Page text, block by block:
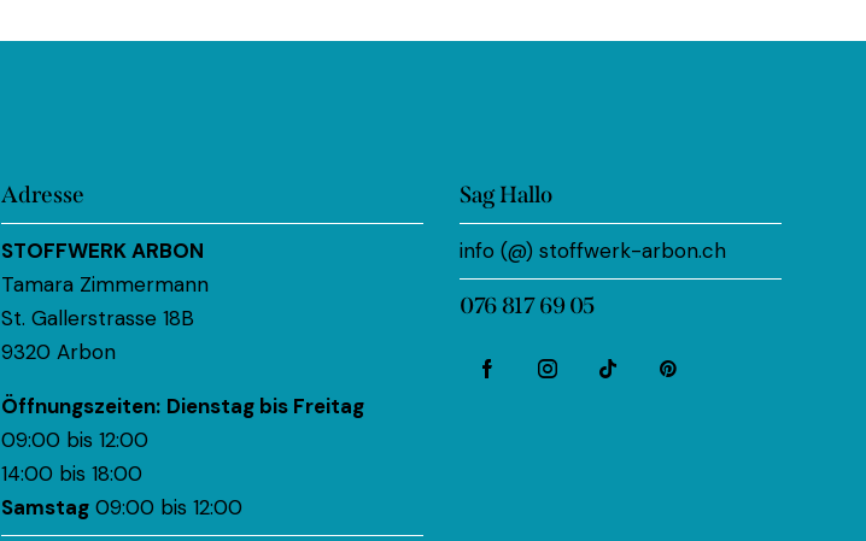
Adresse
STOFFWERK ARBON
Tamara Zimmermann
St. Gallerstrasse 18B
9320 Arbon
Öffnungszeiten: Dienstag bis Freitag
09:00 bis 12:00
14:00 bis 18:00
Samstag09:00 bis 12:00
Sag Hallo
info (@) stoffwerk-arbon.ch
076 817 69 05